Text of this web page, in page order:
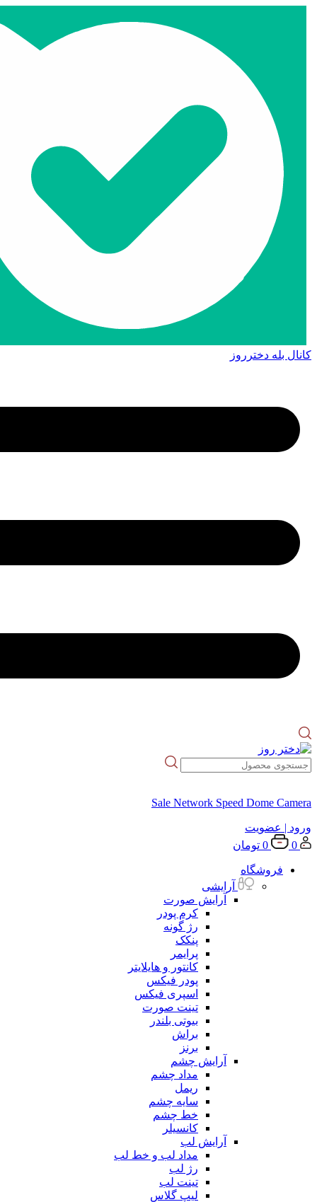
کانال بله دخترروز
Sale Network Speed Dome Camera
ورود | عضویت
0
0 تومان
فروشگاه
آرایشی
آرایش صورت
کرم پودر
رژ گونه
پنکک
پرایمر
کانتور و هایلایتر
پودر فیکس
اسپری فیکس
تینت صورت
بیوتی بلندر
براش
برنز
آرایش چشم
مداد چشم
ریمل
سایه چشم
خط چشم
کانسیلر
آرایش لب
مداد لب و خط لب
رژ لب
تینت لب
لیپ گلاس